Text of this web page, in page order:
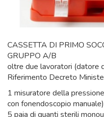
CASSETTA DI PRIMO
GRUPPO A/B
oltre due lavoratori (datore
Riferimento Decreto
1 misuratore della
con fonendoscopio manuale)
5 paia di guanti sterili